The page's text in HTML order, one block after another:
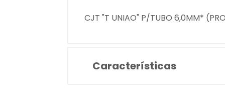
CJT "T UNIAO" P/TUBO 6,0MM*
Características